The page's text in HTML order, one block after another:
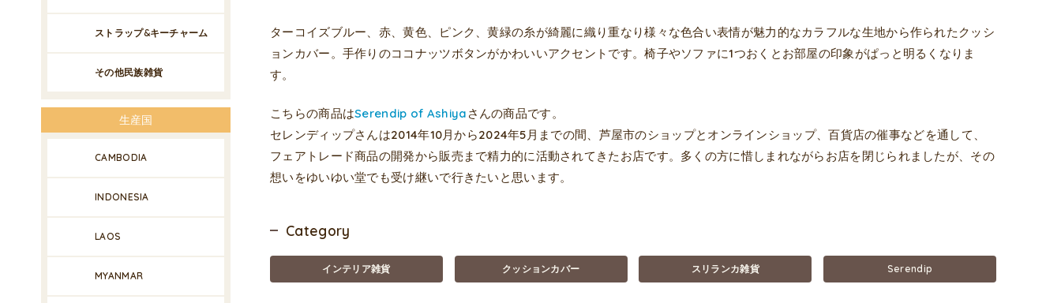
ターコイズブルー、赤、黄色、ピンク、黄緑の糸が綺麗に織り重なり様々な色合い表情が魅力的なカラフルな生地から作られたクッシ
ョンカバー。手作りのココナッツボタンがかわいいアクセントです。椅子やソファに1つおくとお部屋の印象がぱっと明るくなりま
す。
こちらの商品はSerendip of Ashiya さんの商品です。
セレンディップさんは2014年10月から2024年5月までの間、芦屋市のショップとオンラインショップ、百貨店の催事などを通して、
フェアトレード商品の開発から販売まで精力的に活動されてきたお店です。多くの方に惜しまれながらお店を閉じられましたが、その
想いをゆいゆい堂でも受け継いで行きたいと思います。
Category
インテリア雑貨 クッションカバー スリランカ雑貨 Serendip
ストラップ&キーチャーム
その他民族雑貨
生産国
CAMBODIA
INDONESIA
LAOS
MYANMAR